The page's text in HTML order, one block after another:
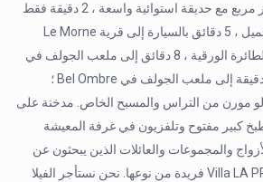
فاخرة مبنية حديثا 350 متر مربع مع حديقة استوائية واسعة ، 2 دقيقة فقط
من شاطئ La Prairie الجميل ، 5 دقائق بالسيارة إلى قرية Le Morne
ومدرسة ركوب الأمواج بالطائرة الورقية ، 8 دقائق إلى ملعب الجولف في
Le Morne Paradis ، 15 دقيقة إلى ملعب الجولف في Bel Ombre ؛
لو مورن من التراس والمسبح الخاص. مدخنة على
كبير مفتوح وتلفزيون في غرفة المعيشة
والمجموعات والعائلات الذين يبحثون عن
تجربة خاصة ، فإن Villa LA PRAIRIE فريدة من نوعها. نحن نستأجر الفيلا